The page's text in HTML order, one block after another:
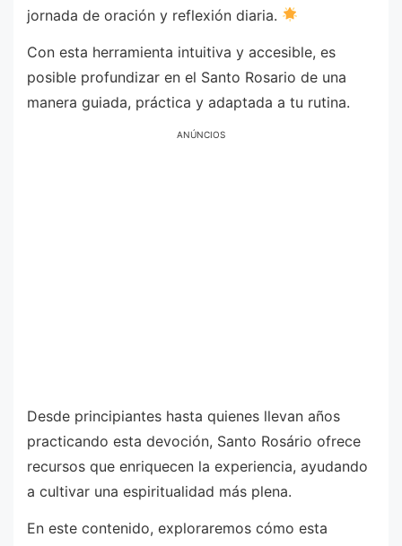
jornada de oración y reflexión diaria.
Con esta herramienta intuitiva y accesible, es
posible profundizar en el Santo Rosario de una
manera guiada, práctica y adaptada a tu rutina.
ANÚNCIOS
Desde principiantes hasta quienes llevan años
practicando esta devoción, Santo Rosário ofrece
recursos que enriquecen la experiencia, ayudando
a cultivar una espiritualidad más plena.
En este contenido, exploraremos cómo esta